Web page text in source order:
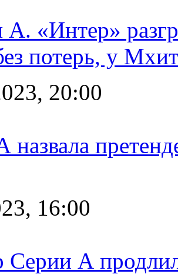
А. «Интер»
потерь, у
20:00
16:00
Серии А